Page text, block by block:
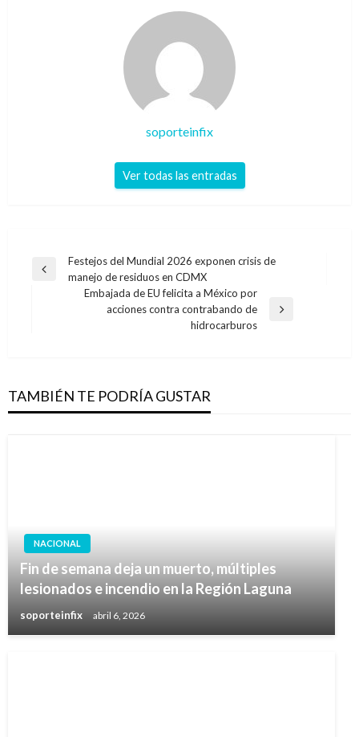
soporteinfix
Ver todas las entradas
Navegación
Entrada
Festejos del Mundial 2026 exponen crisis de
manejo de residuos en CDMX
Embajada de EU felicita a México por
acciones contra contrabando de
hidrocarburos
TAMBIÉN TE PODRÍA GUSTAR
NACIONAL
Fin de semana deja un muerto, múltiples
lesionados e incendio en la Región Laguna
soporteinfix abril 6, 2026